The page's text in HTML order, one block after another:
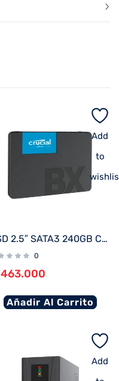
Add
to
SSD 2.5″ SATA3 240GB CRUCIAL BX500 CT240BX500SSD1
0
463.000
Añadir Al Carrito
Add